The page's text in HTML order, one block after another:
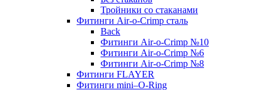
Тройники со стаканами
Фитинги Air-o-Crimp сталь
Back
Фитинги Air-o-Crimp №10
Фитинги Air-o-Crimp №6
Фитинги Air-o-Crimp №8
Фитинги FLAYER
Фитинги mini–O-Ring